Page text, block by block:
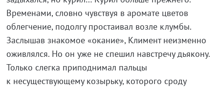
Временами, словно чувствуя в аромате цветов
облегчение, подолгу простаивал возле клумбы.
Заслышав знакомое «окание», Климент неизменно
оживлялся. Но он уже не спешил навстречу дьякону.
Только слегка приподнимал пальцы
к несуществующему козырьку, которого сроду